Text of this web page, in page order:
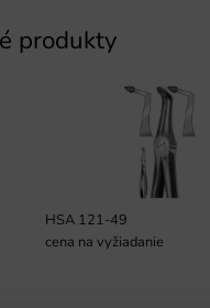
produkty
HSA 121-49
cena na vyžiadanie